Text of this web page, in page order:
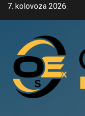
Skip7. kolovoza 2026.